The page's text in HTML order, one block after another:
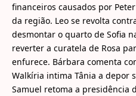
financeiros causados por
da região. Leo se revolta
desmontar o quarto de Sofia
reverter a curatela de Rosa
enfurece. Bárbara comenta
Walkíria intima Tânia a depor
Samuel retoma a presidência